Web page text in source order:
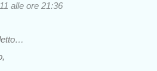
alle ore 21:36